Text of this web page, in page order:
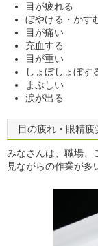
目が疲れる
ぼやける・かす
目が痛い
充血する
目が重い
しょぼしょぼす
まぶしい
涙が出る
目の疲れ・眼精
みなさんは、職場、
見ながらの作業が多